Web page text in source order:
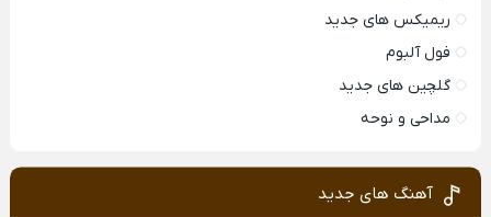
ریمیکس های جدید
فول آلبوم
گلچین های جدید
مداحی و نوحه
آهنگ های جدید